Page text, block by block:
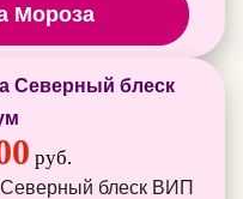
Мороза
Северный блеск
руб.